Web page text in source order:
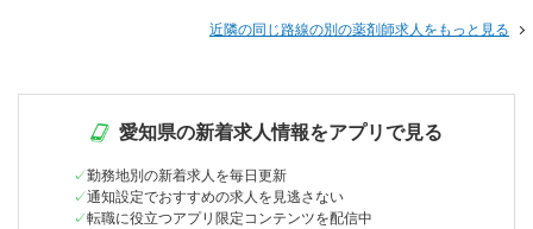
近隣の同じ路線の別の薬剤師求人をもっと見る
愛知県の新着求人情報をアプリで見る
勤務地別の新着求人を毎日更新
通知設定でおすすめの求人を見逃さない
転職に役立つアプリ限定コンテンツを配信中